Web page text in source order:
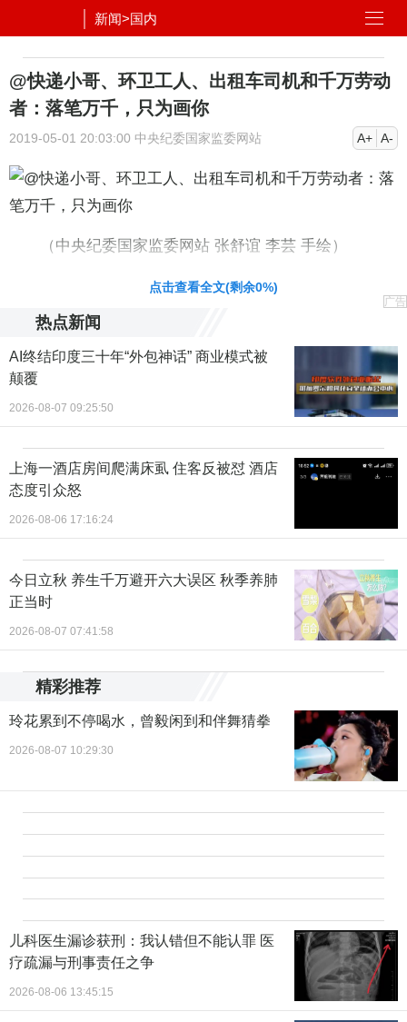
新闻>国内
@快递小哥、环卫工人、出租车司机和千万劳动
者：落笔万千，只为画你
2019-05-01 20:03:00 中央纪委国家监委网站 A+ A-
（中央纪委国家监委网站 张舒谊 李芸 手绘）
点击查看全文(剩余0%)
广告
热点新闻
AI终结印度三十年“外包神话” 商业模式被
颠覆
2026-08-07 09:25:50
上海一酒店房间爬满床虱 住客反被怼 酒店
态度引众怒
2026-08-06 17:16:24
今日立秋 养生千万避开六大误区 秋季养肺
正当时
2026-08-07 07:41:58
精彩推荐
玲花累到不停喝水，曾毅闲到和伴舞猜拳
2026-08-07 10:29:30
儿科医生漏诊获刑：我认错但不能认罪 医
疗疏漏与刑事责任之争
2026-08-06 13:45:15